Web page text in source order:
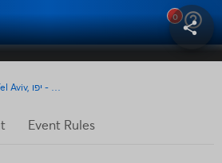
0 help_outline
share
Assia Auditorium Museum Tel Aviv, תל אביב - יפו
Event Rules